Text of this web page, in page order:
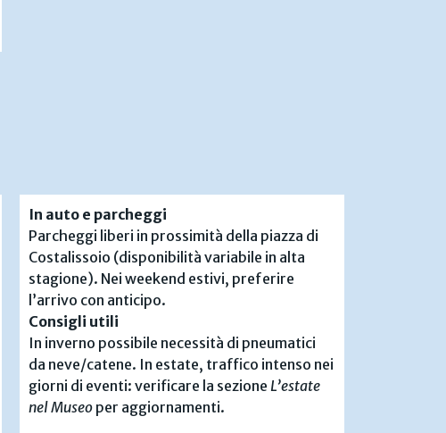
In auto e parcheggi
Parcheggi liberi in prossimità della piazza di
Costalissoio (disponibilità variabile in alta
stagione). Nei weekend estivi, preferire
l’arrivo con anticipo.
Consigli utili
In inverno possibile necessità di pneumatici
da neve/catene. In estate, traffico intenso nei
giorni di eventi: verificare la sezione L’estate
nel Museo per aggiornamenti.